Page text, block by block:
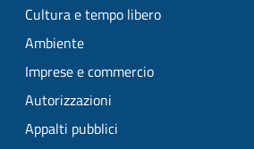
Cultura e tempo libero
Ambiente
Imprese e commercio
Autorizzazioni
Appalti pubblici